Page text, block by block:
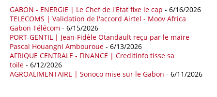
quatre premiers mois de 2025.
09/05/26 ITALIE - LIBYE
Les deux pays veulent accélérer leurs projets gaziers communs, afin
de sécuriser davantage les approvisionnements énergétiques en
Méditerranée, dans un contexte marqué par des tensions
géopolitiques internationales et des perturbations sur le marché
mondial du gaz. Réunis à Rome le jeudi 7 mai, la Première ministre
GABON - ENERGIE | Le Chef de l'Etat fixe le cap - 6/16/2026
TELECOMS | Validation de l'accord Airtel - Moov Africa
Gabon Télécom - 6/15/2026
PORT-GENTIL | Jean-Fidèle Otandault reçu par le maire
Pascal Houangni Ambouroue - 6/13/2026
AFRIQUE CENTRALE - FINANCE | Creditinfo tisse sa
toile - 6/12/2026
AGROALIMENTAIRE | Sonoco mise sur le Gabon - 6/11/2026